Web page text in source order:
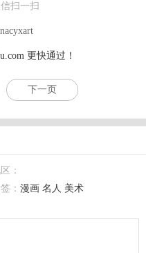
扫一扫
更快通过！
下一页
：
： 漫画 名人 美术